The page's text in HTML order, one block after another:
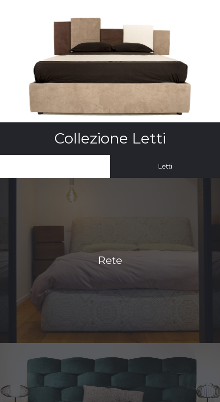
Collezione Letti
Letti
Rete